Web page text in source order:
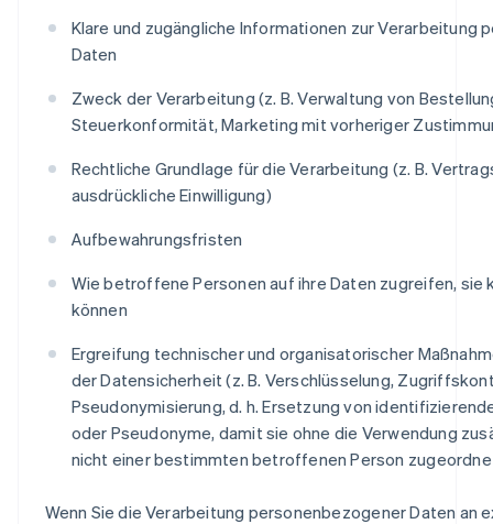
Klare und zugängliche Informationen zur Verarbeitung
Daten
Zweck der Verarbeitung (z. B. Verwaltung von
Steuerkonformität, Marketing mit vorheriger
Rechtliche Grundlage für die Verarbeitung (z. B.
ausdrückliche Einwilligung)
Aufbewahrungsfristen
Wie betroffene Personen auf ihre Daten zugreifen, sie
können
Ergreifung technischer und organisatorischer
der Datensicherheit (z. B. Verschlüsselung,
Pseudonymisierung, d. h. Ersetzung von
oder Pseudonyme, damit sie ohne die Verwendung
nicht einer bestimmten betroffenen Person
Wenn Sie die Verarbeitung personenbezogener Daten an